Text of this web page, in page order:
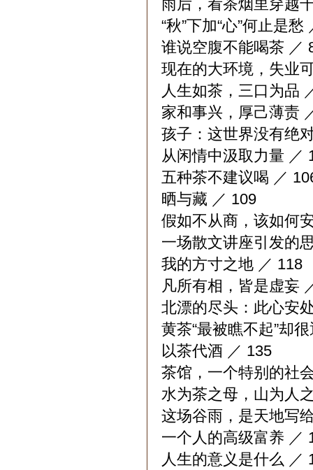
雨后，看茶烟里穿越
“秋”下加“心”何止是愁
谁说空腹不能喝茶 ／
现在的大环境，失业
人生如茶，三口为品
家和事兴，厚己薄责
孩子：这世界没有绝
从闲情中汲取力量 ／
五种茶不建议喝 ／
晒与藏 ／ 109
假如不从商，该如何
一场散文讲座引发的
我的方寸之地 ／ 118
凡所有相，皆是虚妄
北漂的尽头：此心安
黄茶“最被瞧不起”却
以茶代酒 ／ 135
茶馆，一个特别的社
水为茶之母，山为人
这场谷雨，是天地写
一个人的高级富养 ／
人生的意义是什么 ／